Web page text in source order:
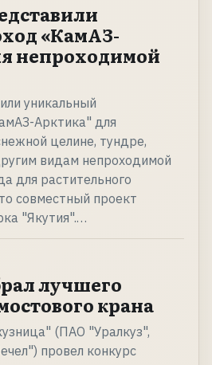
«КамАЗ-
непроходимой
уникальный
Арктика" для
целине, тундре,
видам непроходимой
для растительного
совместный проект
"Якутия".…
лучшего
крана
(ПАО "Уралкуз",
провел конкурс